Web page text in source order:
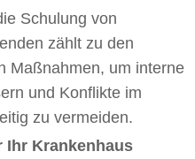
Schulung von
zählt zu den
Maßnahmen, um interne
und Konflikte im
zu vermeiden.
Ihr Krankenhaus